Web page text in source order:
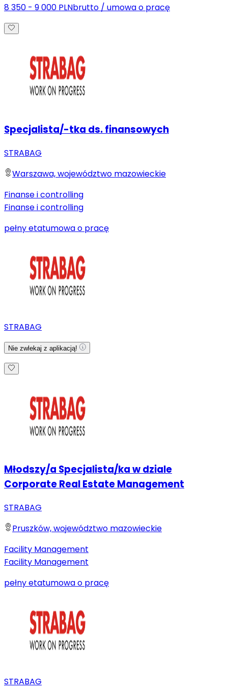
8 350 - 9 000 PLNbrutto / umowa o pracę
Specjalista/-tka ds. finansowych
STRABAG
Warszawa, województwo mazowieckie
Finanse i controlling
Finanse i controlling
pełny etatumowa o pracę
STRABAG
Nie zwlekaj z aplikacją!
Młodszy/a Specjalista/ka w dziale
Corporate Real Estate Management
STRABAG
Pruszków, województwo mazowieckie
Facility Management
Facility Management
pełny etatumowa o pracę
STRABAG